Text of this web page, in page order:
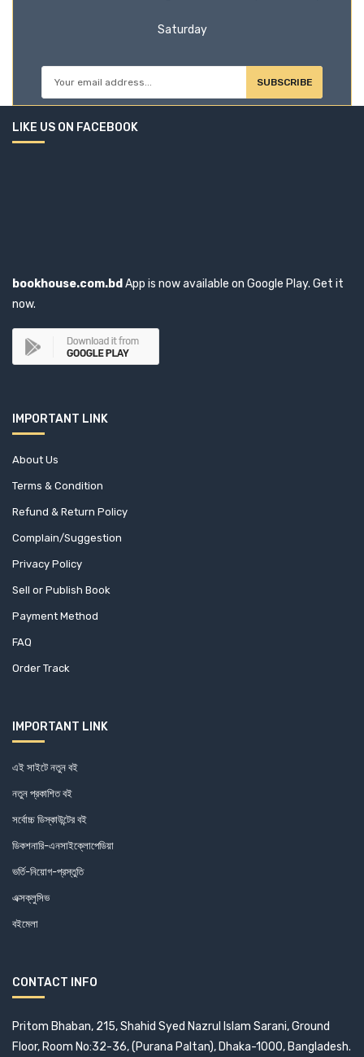
Saturday
SUBSCRIBE
LIKE US ON FACEBOOK
bookhouse.com.bd App is now available on Google Play. Get it
now.
IMPORTANT LINK
About Us
Terms & Condition
Refund & Return Policy
Complain/Suggestion
Privacy Policy
Sell or Publish Book
Payment Method
FAQ
Order Track
IMPORTANT LINK
এই সাইটে নতুন বই
নতুন প্রকাশিত বই
সর্বোচ্চ ডিস্কাউন্টের বই
ডিকশনারি-এনসাইক্লোপেডিয়া
ভর্তি-নিয়োগ-প্রস্তুতি
এক্সক্লুসিভ
বইমেলা
CONTACT INFO
Pritom Bhaban, 215, Shahid Syed Nazrul Islam Sarani, Ground
Floor, Room No:32-36, (Purana Paltan), Dhaka-1000, Bangladesh.